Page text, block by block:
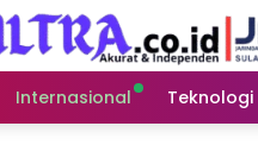
Internasional Teknologi